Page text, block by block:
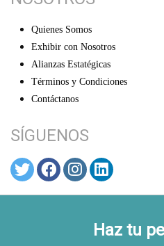
Haz tu
Quienes Somos
Exhibir con Nosotros
Alianzas Estatégicas
Términos y Condiciones
Contáctanos
SÍGUENOS